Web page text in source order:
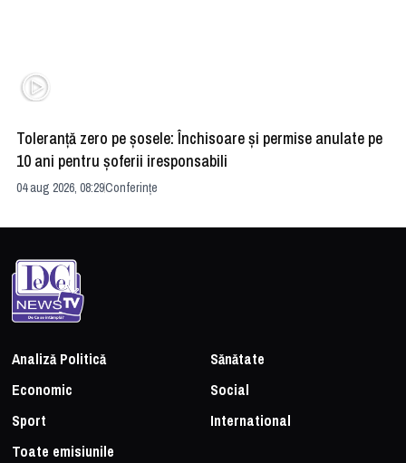
Toleranță zero pe șosele: Închisoare și permise anulate pe
10 ani pentru șoferii iresponsabili
04 aug 2026, 08:29Conferințe
Analiză Politică
Sănătate
Economic
Social
Sport
International
Toate emisiunile